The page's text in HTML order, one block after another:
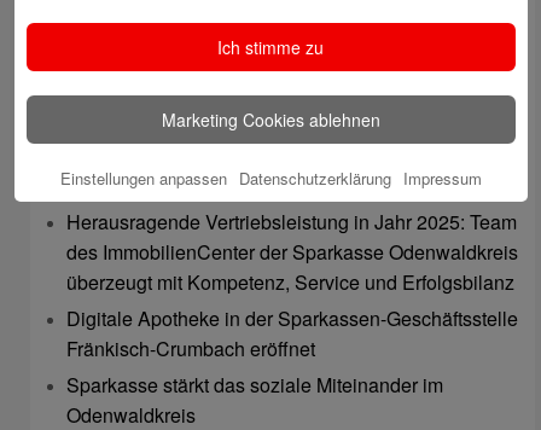
Auch per WhatsApp erreichbar!
Neueste Beiträge
Sparkassen Kino Open-Air-Sommer 2026 startet
Öffnungszeiten der Sparkasse zum Wiesenmarkt
Herausragende Vertriebsleistung in Jahr 2025: Team
des ImmobilienCenter der Sparkasse Odenwaldkreis
überzeugt mit Kompetenz, Service und Erfolgsbilanz
Digitale Apotheke in der Sparkassen-Geschäftsstelle
Fränkisch-Crumbach eröffnet
Sparkasse stärkt das soziale Miteinander im
Odenwaldkreis
Ich stimme zu
Marketing Cookies ablehnen
Einstellungen anpassen Datenschutzerklärung Impressum